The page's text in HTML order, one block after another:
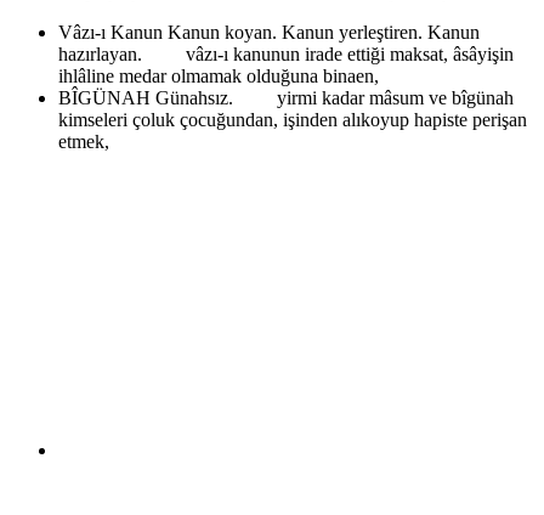
Vâzı-ı Kanun Kanun koyan. Kanun yerleştiren. Kanun
hazırlayan. vâzı-ı kanunun irade ettiği maksat, âsâyişin
ihlâline medar olmamak olduğuna binaen,
BÎGÜNAH Günahsız. yirmi kadar mâsum ve bîgünah
kimseleri çoluk çocuğundan, işinden alıkoyup hapiste perişan
etmek,